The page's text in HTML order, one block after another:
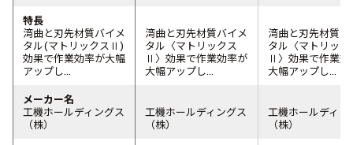
特長
湾曲と刃先材質バイメ
タル(マトリックスⅡ)
効果で作業効率が大幅
アップし...
湾曲と刃先材質バイメ
タル〈マトリックス
Ⅱ〉効果で作業効率が
大幅アップし...
湾曲と刃先材質バ
タル〈マトリック
Ⅱ〉効果で作業効
大幅アップし...
メーカー名
工機ホールディングス
（株）
工機ホールディングス
（株）
工機ホールディン
（株）